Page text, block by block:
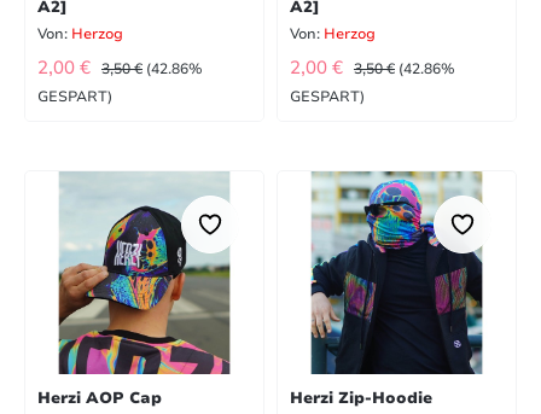
A2]
Von: Herzog
VERKAUFSPREIS:
2,00 € REGULÄRER PREIS:
3,50 € (42.86%
GESPART)
A2]
Von: Herzog
VERKAUFSPREIS:
2,00 € REGULÄRER PREIS:
3,50 € (42.86%
GESPART)
Herzi AOP Cap Herzi Zip-Hoodie